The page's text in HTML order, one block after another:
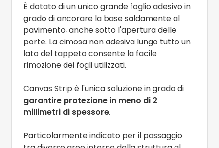
È dotato di un unico grande foglio adesivo in
grado di ancorare la base saldamente al
pavimento, anche sotto l'apertura delle
porte. La cimosa non adesiva lungo tutto un
lato del tappeto consente la facile
rimozione dei fogli utilizzati.
Canvas Strip è l'unica soluzione in grado di
garantire protezione in meno di 2
millimetri di spessore.
Particolarmente indicato per il passaggio